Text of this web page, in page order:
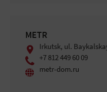
METR
Irkutsk, ul.
+7 812 449 60 09
metr-dom.ru